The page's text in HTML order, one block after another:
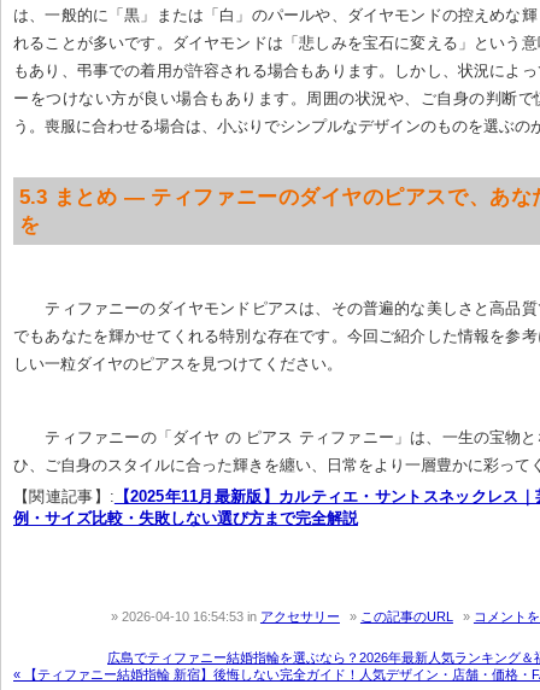
は、一般的に「黒」または「白」のパールや、ダイヤモンドの控えめな
れることが多いです。ダイヤモンドは「悲しみを宝石に変える」という
もあり、弔事での着用が許容される場合もあります。しかし、状況によ
ーをつけない方が良い場合もあります。周囲の状況や、ご自身の判断で
う。喪服に合わせる場合は、小ぶりでシンプルなデザインのものを選ぶの
5.3 まとめ — ティファニーのダイヤのピアスで、あな
を
ティファニーのダイヤモンドピアスは、その普遍的な美しさと高品
でもあなたを輝かせてくれる特別な存在です。今回ご紹介した情報を参
しい一粒ダイヤのピアスを見つけてください。
ティファニーの「ダイヤ の ピアス ティファニー」は、一生の宝物
ひ、ご自身のスタイルに合った輝きを纏い、日常をより一層豊かに彩って
【関連記事】: 【2025年11月最新版】カルティエ・サントスネックレス
例・サイズ比較・失敗しない選び方まで完全解説
2026-04-10 16:54:53 in アクセサリー この記事のURL コメント
広島でティファニー結婚指輪を選ぶなら？2026年最新人気ランキング＆
« 【ティファニー結婚指輪 新宿】後悔しない完全ガイド！人気デザイン・店舗・価格・